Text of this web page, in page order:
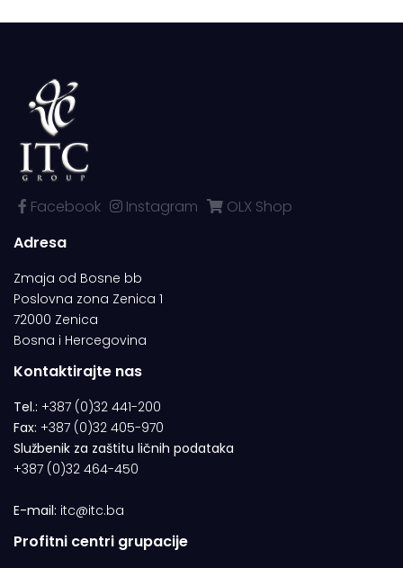
Facebook Instagram
OLX Shop
Adresa
Zmaja od Bosne bb
Poslovna zona Zenica 1
72000 Zenica
Bosna i Hercegovina
Kontaktirajte nas
Tel.: +387 (0)32 441-200
Fax: +387 (0)32 405-970
Službenik za zaštitu ličnih podataka
+387 (0)32 464-450
E-mail: itc@itc.ba
Profitni centri grupacije